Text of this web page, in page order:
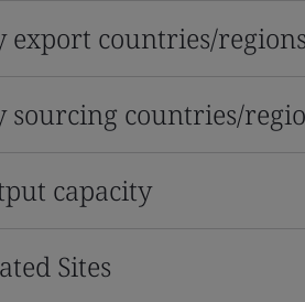
export countries/regions
sourcing countries/
capacity
Sites